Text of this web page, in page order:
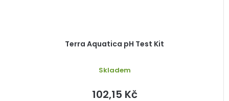
Terra Aquatica pH Test Kit
hodnocení
je
Skladem
102,15 Kč